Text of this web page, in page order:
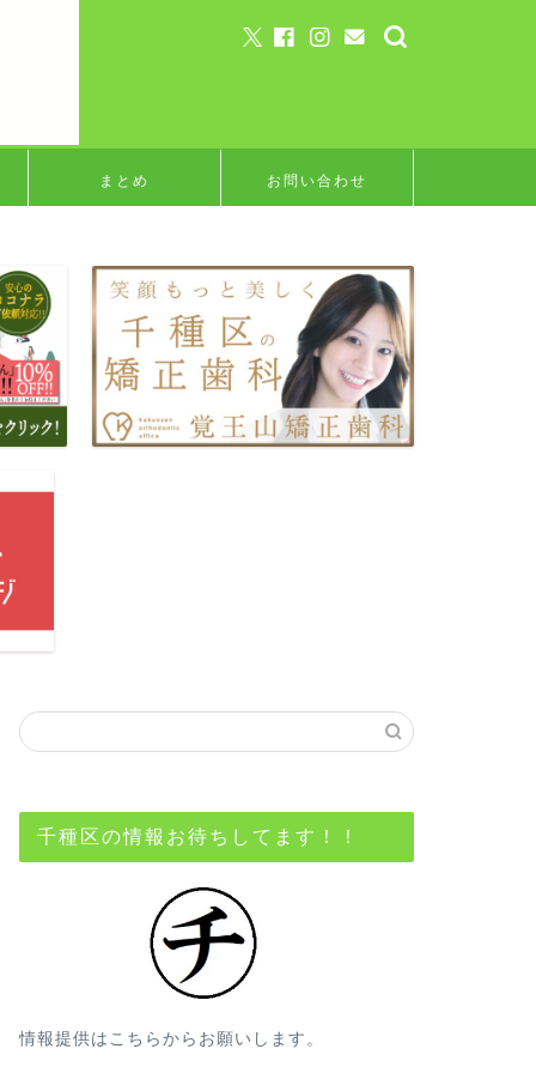
まとめ お問い合わせ
千種区の情報お待ちしてます！！
情報提供はこちらからお願いします。